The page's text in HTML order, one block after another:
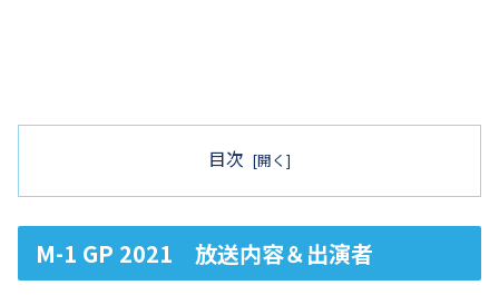
目次
M-1 GP 2021 放送内容＆出演者